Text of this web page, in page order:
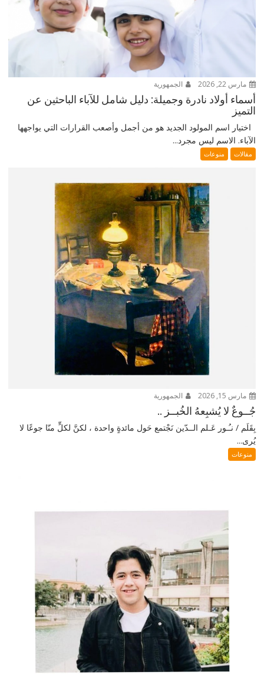
مارس 22, 2026 الجمهورية
أسماء أولاد نادرة وجميلة: دليل شامل للآباء الباحثين عن
التميز
اختيار اسم المولود الجديد هو من أجمل وأصعب القرارات التي يواجهها
الآباء. الاسم ليس مجرد...
مقالات منوعات
مارس 15, 2026 الجمهورية
جُــوعٌ لا يُشبِعهُ الخُبــز ..
بِقَلَم / نـُـور عَـلم الــدّين نَجْتمع حَول مائدةٍ واحدة ، لكنَّ لكلٍّ منّا جوعًا لا
يُرى...
منوعات